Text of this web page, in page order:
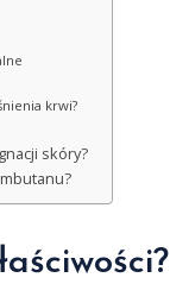
krwi?
skóry?